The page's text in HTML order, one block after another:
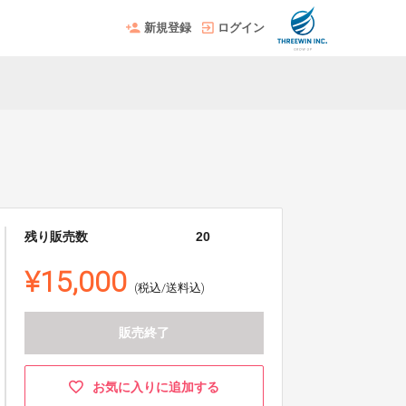
新規登録 ログイン
残り販売数 20
¥15,000 (税込/送料込)
販売終了
お気に入りに追加する